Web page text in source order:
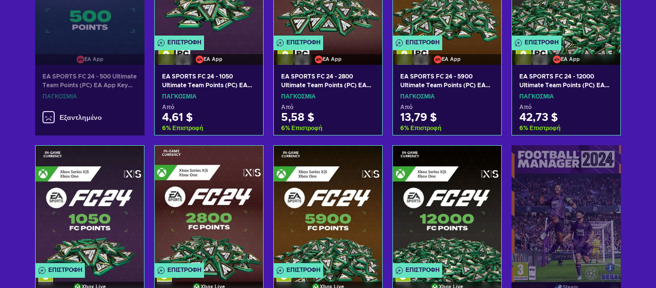
EA App
EA SPORTS FC 24 - 500 Ultimate
Team Points (PC) EA App Key
GLOBAL
ΠΑΓΚΌΣΜΙΑ
Εξαντλημένο
ΕΠΙΣΤΡΟΦΉ
EA App
EA SPORTS FC 24 - 1050
Ultimate Team Points (PC) EA
App Key GLOBAL
ΠΑΓΚΌΣΜΙΑ
Από
4,61 $
6% Επιστροφή
Προσθήκη στο καλάθι
Δείτε προσφορές
ΕΠΙΣΤΡΟΦΉ
EA App
EA SPORTS FC 24 - 2800
Ultimate Team Points (PC) EA
App Key GLOBAL
ΠΑΓΚΌΣΜΙΑ
Από
5,58 $
6% Επιστροφή
Δείτε προσφορές
ΕΠΙΣΤΡΟΦΉ
EA App
EA SPORTS FC 24 - 5900
Ultimate Team Points (PC) EA
App Key GLOBAL
ΠΑΓΚΌΣΜΙΑ
Από
13,79 $
6% Επιστροφή
Δείτε προσφορές
ΕΠΙΣΤΡΟΦΉ
EA App
EA SPORTS FC 24 - 12000
Ultimate Team Points (PC) EA
App Key GLOBAL
ΠΑΓΚΌΣΜΙΑ
Από
42,73 $
6% Επιστροφή
Προσθήκη στο καλάθι
Δείτε προσφορές
ΕΠΙΣΤΡΟΦΉ ΕΠΙΣΤΡΟΦΉ ΕΠΙΣΤΡΟΦΉ ΕΠΙΣΤΡΟΦΉ